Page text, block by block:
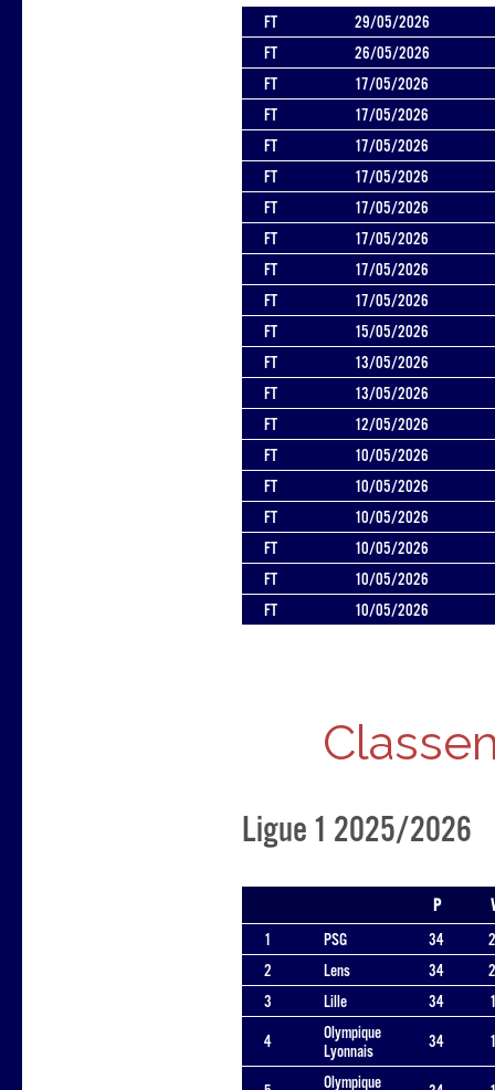
FT
29/05/2026
FT
26/05/2026
FT
17/05/2026
FT
17/05/2026
FT
17/05/2026
FT
17/05/2026
FT
17/05/2026
FT
17/05/2026
FT
17/05/2026
FT
17/05/2026
FT
15/05/2026
FT
13/05/2026
FT
13/05/2026
FT
12/05/2026
FT
10/05/2026
FT
10/05/2026
FT
10/05/2026
FT
10/05/2026
FT
10/05/2026
FT
10/05/2026
Ligue 1 2025/2026
P
1
PSG 34
2
Lens 34
3
Lille 34
4
Olympique
Lyonnais
34
Olympique